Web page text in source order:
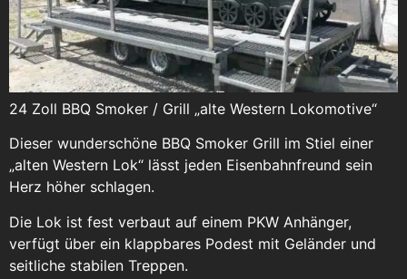
24 Zoll BBQ Smoker / Grill „alte Western Lokomotive“
Dieser wunderschöne BBQ Smoker Grill im Stiel einer
„alten Western Lok“ lässt jeden Eisenbahnfreund sein
Herz höher schlagen.
Die Lok ist fest verbaut auf einem PKW Anhänger,
verfügt über ein klappbares Podest mit Geländer und
seitliche stabilen Treppen.